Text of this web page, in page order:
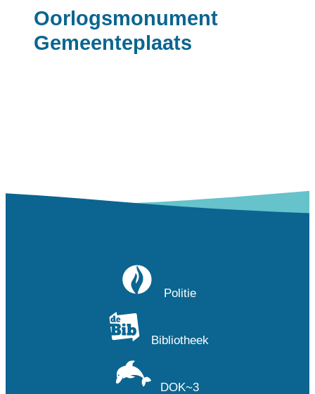
Oorlogsmonument
Gemeenteplaats
Politie
Bibliotheek
DOK~3